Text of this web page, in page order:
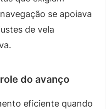
se apoiava
de vela
do avanço
eficiente quando